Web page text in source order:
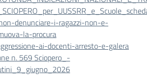
denunciare-i-ragazzi-non-e-
la-procura
ai-docenti-arresto-e-galera
n. 569 Sciopero_-